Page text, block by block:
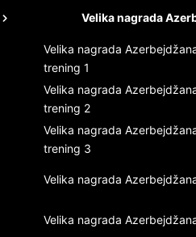
Velika nagrada
Velika nagrada
trening 1
Velika nagrada
trening 2
Velika nagrada
trening 3
Velika nagrada
Velika nagrada